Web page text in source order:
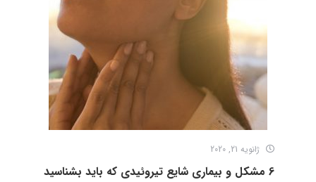
ژانویه 21, 2020
6 مشکل و بیماری شایع تیروئیدی که باید بشناسید